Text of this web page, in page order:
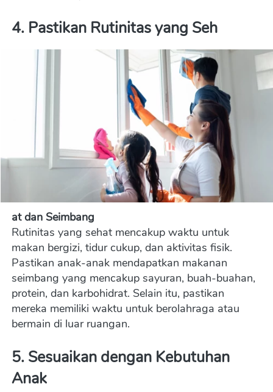
4. Pastikan Rutinitas yang Seh
at dan Seimbang
Rutinitas yang sehat mencakup waktu untuk
makan bergizi, tidur cukup, dan aktivitas fisik.
Pastikan anak-anak mendapatkan makanan
seimbang yang mencakup sayuran, buah-buahan,
protein, dan karbohidrat. Selain itu, pastikan
mereka memiliki waktu untuk berolahraga atau
bermain di luar ruangan.
5. Sesuaikan dengan Kebutuhan
Anak